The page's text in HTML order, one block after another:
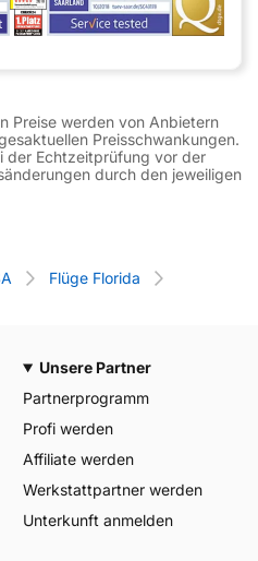
Preise werden von Anbietern
Preisschwankungen.
der Echtzeitprüfung vor der
durch den jeweiligen
Flüge Florida
Unsere Partner
Partnerprogramm
Profi werden
Affiliate werden
Werkstattpartner werden
Unterkunft anmelden